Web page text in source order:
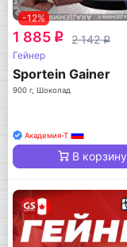
-12%
1 885 q 2 142q
Гейнер
Sportein Gainer
900 г, Шоколад
Академия-Т
В корзину